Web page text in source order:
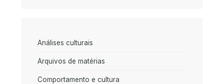
Análises culturais
Arquivos de matérias
Comportamento e cultura